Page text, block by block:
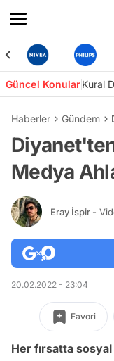
Güncel KonularKural
Haberler Gündem
Medya
Eray İspir -
20.02.2022 - 23:04
Favori
Her fırsatta